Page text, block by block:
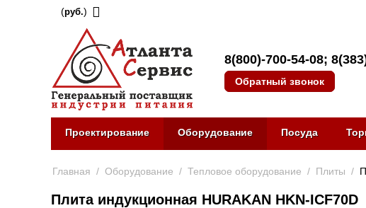
(руб.)
8(800)-700-54-08;
Обратный звонок
Проектирование Оборудование Посуда
Главная / Оборудование / Тепловое оборудование / Плиты /
Плита индукционная HURAKAN HKN-ICF70D